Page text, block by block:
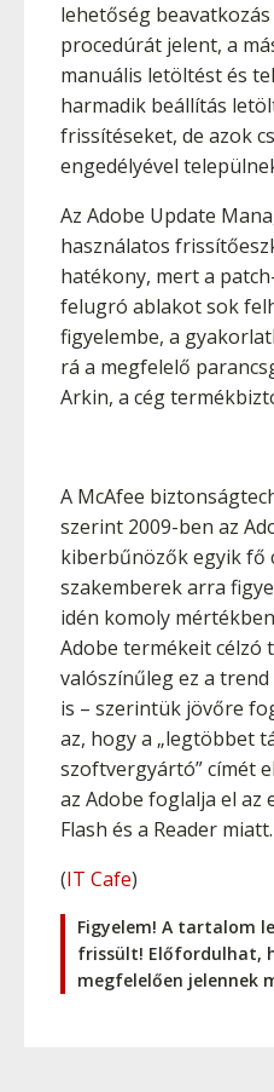
lehetőség
procedúrát jelent, a
manuális letöltést és
harmadik beállítás
frissítéseket, de azok
engedélyével
Az Adobe Update
használatos
hatékony, mert a
felugró ablakot sok
figyelembe, a
rá a megfelelő
Arkin, a cég
A McAfee
szerint 2009-ben az
kiberbűnözők egyik fő
szakemberek arra
idén komoly
Adobe termékeit célzó
valószínűleg ez a
is – szerintük jövőre
az, hogy a „legtöbbet
szoftvergyártó” címét
az Adobe foglalja el az
Flash és a Reader miatt.
(IT Cafe)
Figyelem! A tartalom
frissült! Előfordulhat,
megfelelően jelennek